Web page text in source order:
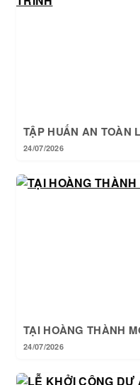
TẬP HUẤN AN TOÀN
24/07/2026
TẠI HOÀNG THÀNH
24/07/2026